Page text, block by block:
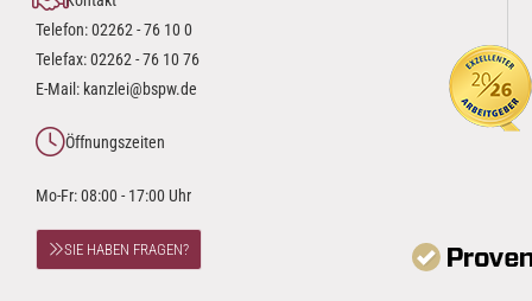
Telefon:02262 - 76 10 0
Telefax: 02262 - 76 10 76
E-Mail: kanzlei@bspw.de
Öffnungszeiten
Mo-Fr: 08:00 - 17:00 Uhr
SIE HABEN FRAGEN?